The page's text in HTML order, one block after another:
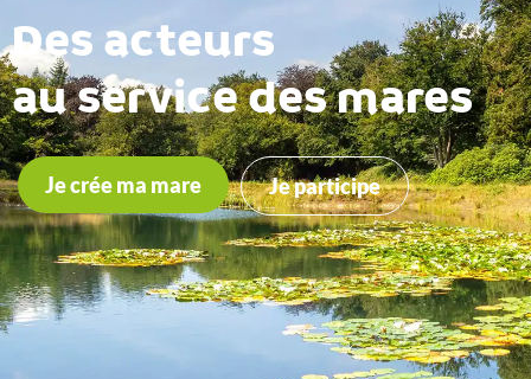
Des acteurs
au service des mares
Je crée ma mare Je participe